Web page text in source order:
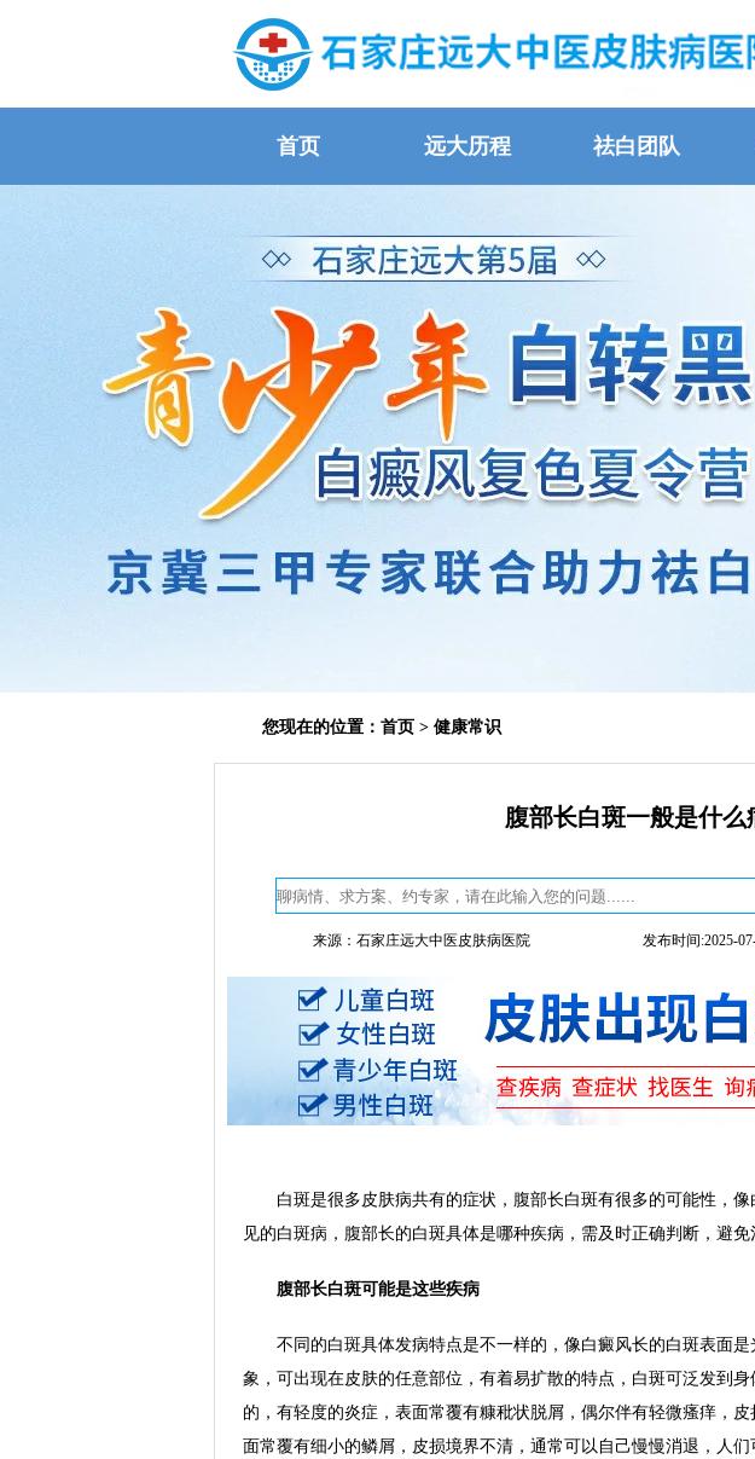
首页 远大历程 祛白团队
您现在的位置： 首页 > 健康常识
腹部长白斑一般是什么
来源：石家庄远大中医皮肤病医院 发布时间:2025-
白斑是很多皮肤病共有的症状，腹部长白斑有很多的可能性，像
见的白斑病，腹部长的白斑具体是哪种疾病，需及时正确判断，避免
腹部长白斑可能是这些疾病
不同的白斑具体发病特点是不一样的，像白癜风长的白斑表面是
象，可出现在皮肤的任意部位，有着易扩散的特点，白斑可泛发到
的，有轻度的炎症，表面常覆有糠秕状脱屑，偶尔伴有轻微瘙痒，
面常覆有细小的鳞屑，皮损境界不清，通常可以自己慢慢消退，人